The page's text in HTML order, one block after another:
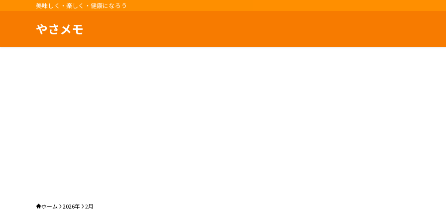
美味しく・楽しく・健康になろう
やさメモ
ホーム 2026年 2月